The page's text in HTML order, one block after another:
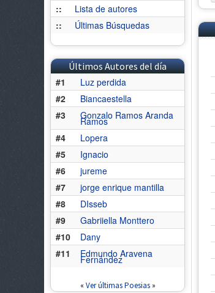
::
Lista de autores
::
Últimas Búsquedas
Últimos Autores del día
#1
Luz perdida
#2
Biancaestella
#3
Gonzalo Ramos Aranda
Ramos
#4
Lopera
#5
Ignacio
#6
jureme
#7
jorge enrique mantilla
#8
DIsseb
#9
Gabriiella Monttero
#10
Dany
#11
Edmundo Aravena
Fernández
« Ver últimas Poesias»